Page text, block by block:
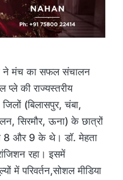
ने मंच का सफल संचालन
प्ले की राज्यस्तरीय
(बिलासपुर, चंबा,
सिरमौर, ऊना) के छात्रों
8 और 9 के थे। डॉ. मेहता
रहा। इसमें
में परिवर्तन,सोशल मीडिया